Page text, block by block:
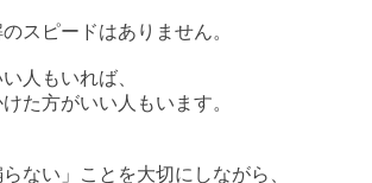
スピードはありません。
人もいれば、
た方がいい人もいます。
らない」ことを大切にしながら、